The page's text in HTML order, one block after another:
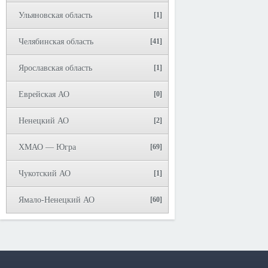
Ульяновская область [1]
Челябинская область [41]
Ярославская область [1]
Еврейская АО [0]
Ненецкий АО [2]
ХМАО — Югра [69]
Чукотский АО [1]
Ямало-Ненецкий АО [60]